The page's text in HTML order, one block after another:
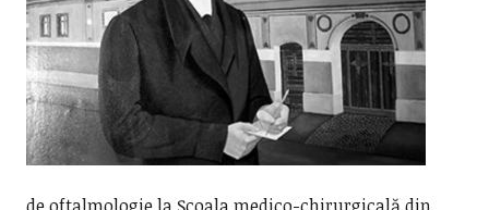
de oftalmologie la Școala medico-chirurgicală din